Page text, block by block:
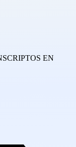
EN